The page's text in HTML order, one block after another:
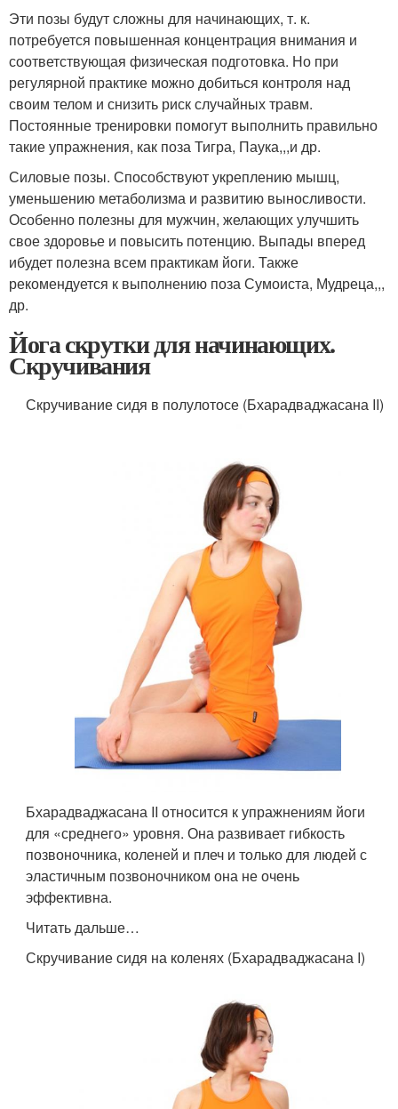
Эти позы будут сложны для начинающих, т. к.
потребуется повышенная концентрация внимания и
соответствующая физическая подготовка. Но при
регулярной практике можно добиться контроля над
своим телом и снизить риск случайных травм.
Постоянные тренировки помогут выполнить правильно
такие упражнения, как поза Тигра, Паука,,,и др.
Силовые позы. Способствуют укреплению мышц,
уменьшению метаболизма и развитию выносливости.
Особенно полезны для мужчин, желающих улучшить
свое здоровье и повысить потенцию. Выпады вперед
ибудет полезна всем практикам йоги. Также
рекомендуется к выполнению поза Сумоиста, Мудреца,,,
др.
Йога скрутки для начинающих.
Скручивания
Скручивание сидя в полулотосе (Бхарадваджасана II)
Бхарадваджасана II относится к упражнениям йоги
для «среднего» уровня. Она развивает гибкость
позвоночника, коленей и плеч и только для людей с
эластичным позвоночником она не очень
эффективна.
Читать дальше…
Скручивание сидя на коленях (Бхарадваджасана I)